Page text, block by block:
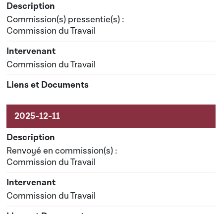
Commission(s) pressentie(s) :
Commission du Travail
Commission du Travail
Renvoyé en commission(s) :
Commission du Travail
Commission du Travail